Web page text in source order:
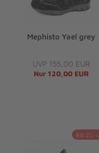
Mephisto Yael grey
UVP 155,00 EUR
Nur 120,00 EUR
BIS ZU -